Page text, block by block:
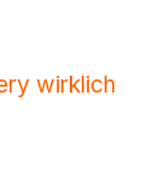
wirklich